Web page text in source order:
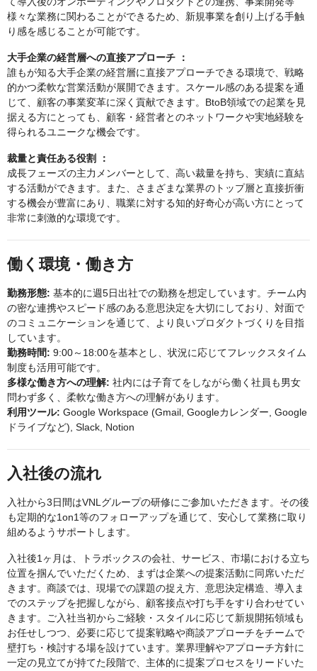
様々な業務に関わることができるため、新規事業を創り上げる手触
り感を感じることが可能です。
大手企業の経営層への直接アプローチ ：
誰もが知る大手企業の経営層に直接アプローチできる環境で、戦略
的かつ柔軟な営業活動が展開できます。スケール感のある提案を通
じて、顧客の事業変革に深く貢献できます。BtoB領域での起業を見
据える方にとっても、顧客・経営者とのネットワークや実地経験を
得られるユニークな機会です。
裁量と責任ある役割 ：
成長フェーズの主力メンバーとして、高い裁量を持ち、実績に直結
する活動ができます。また、さまざまな業界のトップ層と直接折衝
する機会が豊富にあり、職業に対する知的好奇心が高い方にとって
非常に刺激的な環境です。
働く環境・働き方
勤務形態: 基本的に週5日出社での勤務を想定しています。チーム内
の密な連携やスピード感のある意思決定を大切にしており、対面で
のコミュニケーションを通じて、より良いプロダクトづくりを目指
しています。
勤務時間: 9:00～18:00を基本とし、状況に応じてフレックスタイム
制度も活用可能です。
多様な働き方への理解: 社内には子育てをしながら働く社員も男女
問わず多く、柔軟な働き方への理解があります。
利用ツール: Google Workspace (Gmail, Googleカレンダー, Google
ドライブなど), Slack, Notion
入社後の流れ
入社から3日間はVNLグループの研修にご参加いただきます。その後
も定期的な1on1等のフォローアップを通じて、安心して業務に取り
組めるようサポートします。
入社後1ヶ月は、トラボックスの会社、サービス、市場における立ち
位置を掴んでいただくため、まずは企業への提案活動に同席いただ
きます。商談では、現場での課題の捉え方、意思決定構造、導入ま
でのステップを把握しながら、顧客接点や打ち手をすり合わせてい
きます。ご入社当初からご経験・スタイルに応じて新規開拓領域も
お任せしつつ、必要に応じて提案戦略や商談アプローチをチームで
壁打ち・検討する場を設けています。業界理解やアプローチ方針に
一定の見立てが持てた段階で、主体的に提案プロセスをリードいた